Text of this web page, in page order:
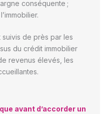
conséquente ;
de près par les
du crédit immobilier
revenus élevés, les
avant d’accorder un